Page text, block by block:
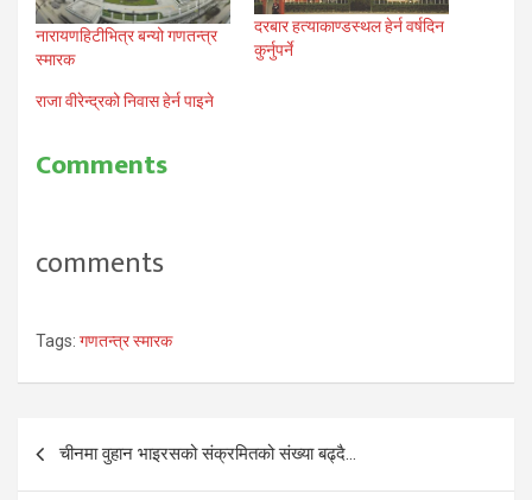
नारायणहिटीभित्र बन्यो गणतन्त्र
स्मारक
दरबार हत्याकाण्डस्थल हेर्न वर्षदिन
कुर्नुपर्ने
राजा वीरेन्द्रको निवास हेर्न पाइने
Comments
comments
Tags: गणतन्त्र स्मारक
Post
navigation
चीनमा वुहान भाइरसको संक्रमितको संख्या बढ्दै…